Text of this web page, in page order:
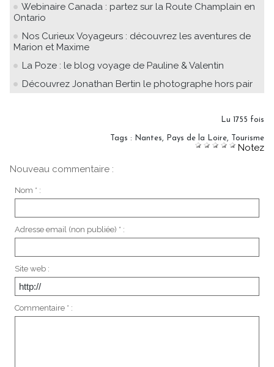
Webinaire Canada : partez sur la Route Champlain en
Ontario
Nos Curieux Voyageurs : découvrez les aventures de
Marion et Maxime
La Poze : le blog voyage de Pauline & Valentin
Découvrez Jonathan Bertin le photographe hors pair
Lu 1755 fois
Tags : Nantes Pays de la Loire Tourisme
Notez
Nouveau commentaire :
Nom * :
Adresse email (non publiée) * :
Site web :
Commentaire * :